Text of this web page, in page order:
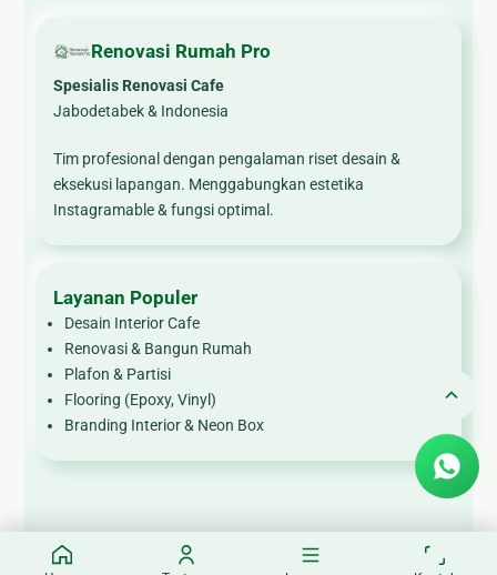
Renovasi Rumah Pro
Spesialis Renovasi Cafe
Jabodetabek & Indonesia
Tim profesional dengan pengalaman riset desain &
eksekusi lapangan. Menggabungkan estetika
Instagramable & fungsi optimal.
Layanan Populer
Desain Interior Cafe
Renovasi & Bangun Rumah
Plafon & Partisi
Flooring (Epoxy, Vinyl)
Branding Interior & Neon Box